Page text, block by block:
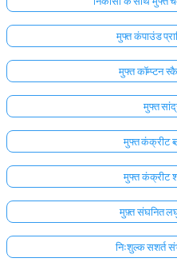
मुफ्त कंपाउंड
मुफ्त कॉम्प्टन
मुफ्त
मुफ्त कंक्रीट
मुफ्त कंक्रीट
मुफ़्त संघनित
निःशुल्क सशर्त